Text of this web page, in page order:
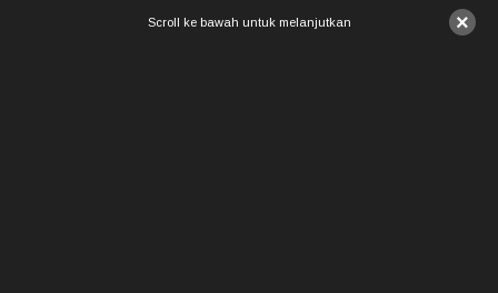
×
Scroll ke bawah untuk melanjutkan